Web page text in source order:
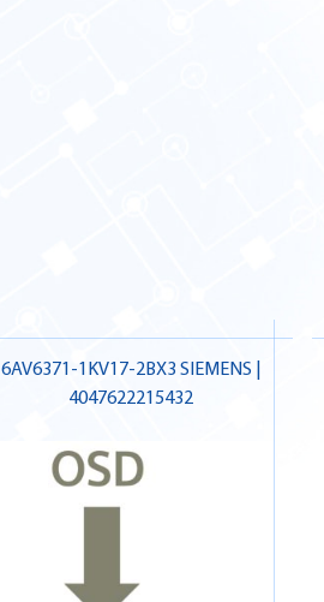
6AV6371-1KV17-2BX3 SIEMENS |
4047622215432